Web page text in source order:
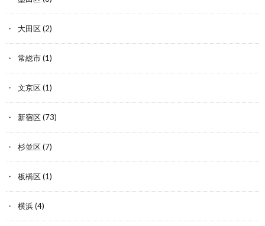
大田区(2)
常総市(1)
文京区(1)
新宿区(73)
杉並区(7)
板橋区(1)
横浜(4)